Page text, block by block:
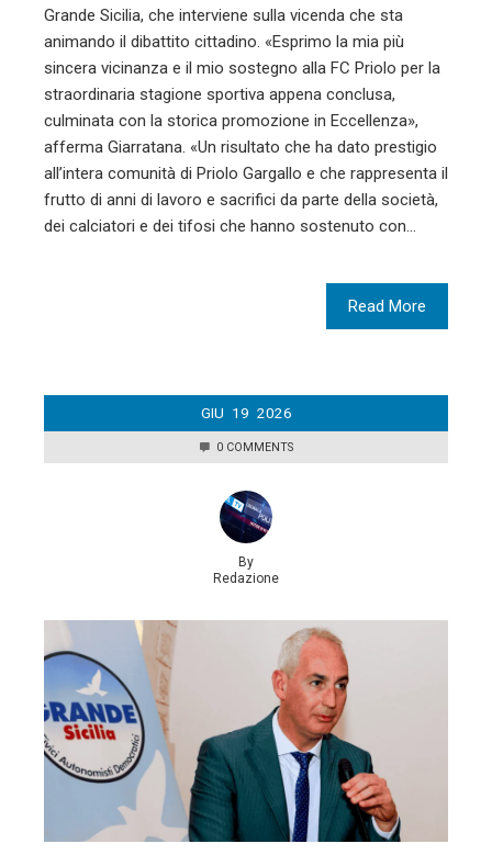
Grande Sicilia, che interviene sulla vicenda che sta
animando il dibattito cittadino. «Esprimo la mia più
sincera vicinanza e il mio sostegno alla FC Priolo per la
straordinaria stagione sportiva appena conclusa,
culminata con la storica promozione in Eccellenza»,
afferma Giarratana. «Un risultato che ha dato prestigio
all’intera comunità di Priolo Gargallo e che rappresenta il
frutto di anni di lavoro e sacrifici da parte della società,
dei calciatori e dei tifosi che hanno sostenuto con…
Read More
GIU 19 2026
0 COMMENTS
By
Redazione